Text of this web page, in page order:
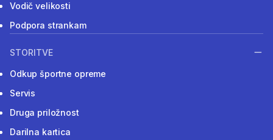
Vodič velikosti
Podpora strankam
STORITVE
Odkup športne opreme
Servis
Druga priložnost
Darilna kartica